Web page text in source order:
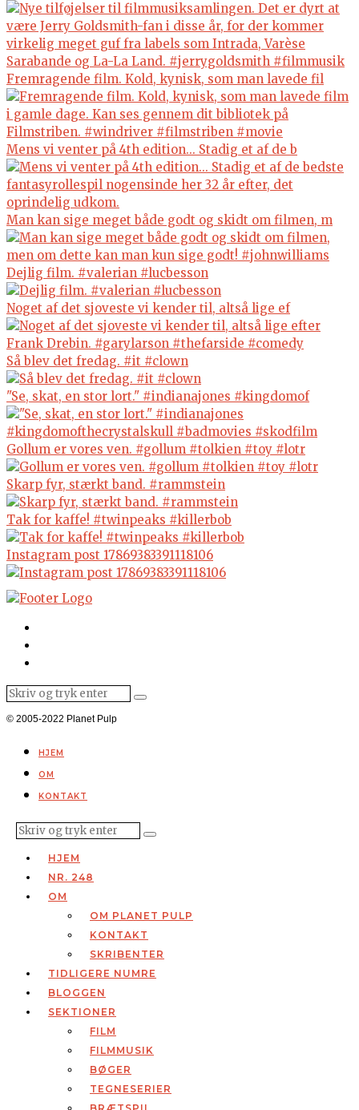
Fremragende film. Kold, kynisk, som man lavede fil
Mens vi venter på 4th edition... Stadig et af de b
Man kan sige meget både godt og skidt om filmen, m
Dejlig film. #valerian #lucbesson
Noget af det sjoveste vi kender til, altså lige ef
Så blev det fredag. #it #clown
"Se, skat, en stor lort." #indianajones #kingdomof
Gollum er vores ven. #gollum #tolkien #toy #lotr
Skarp fyr, stærkt band. #rammstein
Tak for kaffe! #twinpeaks #killerbob
Instagram post 17869383391118106
© 2005-2022 Planet Pulp
HJEM
OM
KONTAKT
HJEM
NR. 248
OM
OM PLANET PULP
KONTAKT
SKRIBENTER
TIDLIGERE NUMRE
BLOGGEN
SEKTIONER
FILM
FILMMUSIK
BØGER
TEGNESERIER